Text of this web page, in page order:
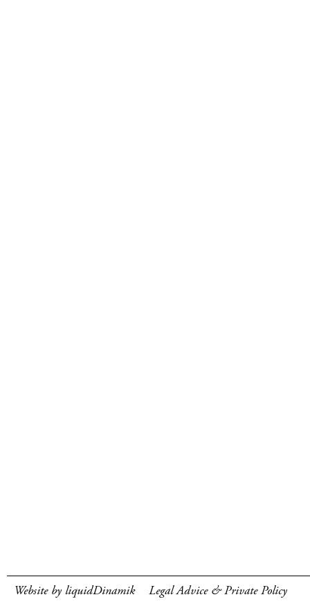
Website by liquidDinamik Legal Advice & Private Policy